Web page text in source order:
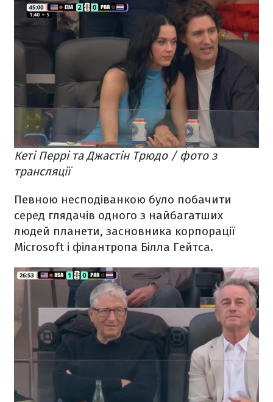
Кеті Перрі та Джастін Трюдо / фото з
трансляції
Певною несподіванкою було побачити
серед глядачів одного з найбагатших
людей планети, засновника корпорації
Microsoft і філантропа Білла Гейтса.